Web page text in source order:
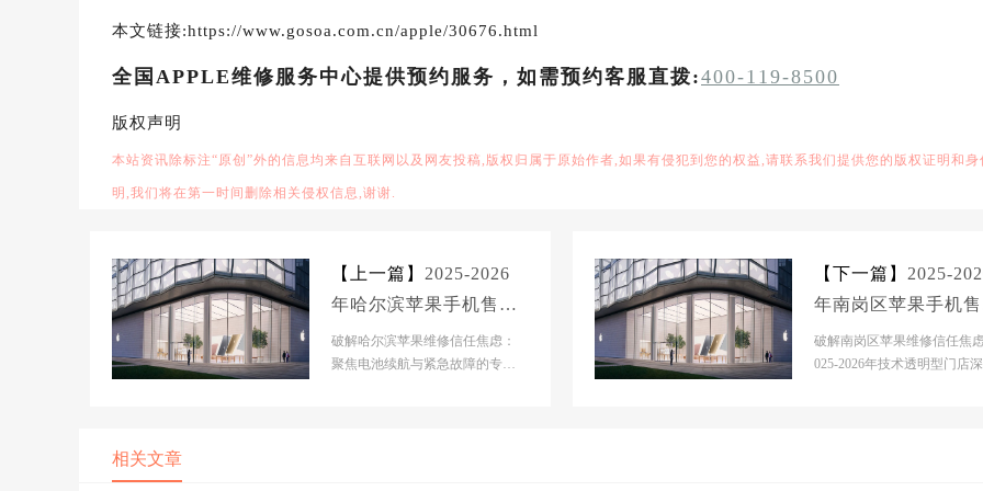
本文链接:https://www.gosoa.com.cn/apple/30676.html
全国APPLE维修服务中心提供预约服务，如需预约客服直拨:400-119-8500
版权声明
本站资讯除标注“原创”外的信息均来自互联网以及网友投稿,版权归属于原始作者,如果有侵犯到您的权益,请联系我们提供您的版权证明和身
明,我们将在第一时间删除相关侵权信息,谢谢.
【上一篇】 2025-2026
年哈尔滨苹果手机售后
服务维修电话推荐：解
决电池续航差引发的紧
破解哈尔滨苹果维修信任焦虑：
聚焦电池续航与紧急故障的专业
【下一篇】 2025-
年南岗区苹果手机
服务维修电话推荐
决电池续航差引发
破解南岗区苹果维修信任焦
025-2026年技术透明型门店
相关文章